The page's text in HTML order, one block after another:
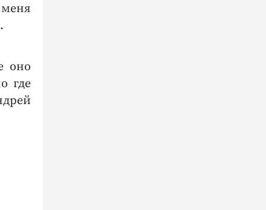
оно
где